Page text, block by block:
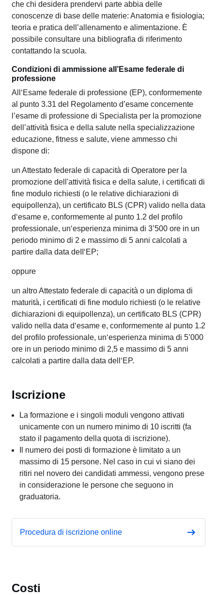
che chi desidera prendervi parte abbia delle
conoscenze di base delle materie: Anatomia e fisiologia;
teoria e pratica dell’allenamento e alimentazione. È
possibile consultare una bibliografia di riferimento
contattando la scuola.
Condizioni di ammissione all’Esame federale di
professione
All‘Esame federale di professione (EP), conformemente
al punto 3.31 del Regolamento d’esame concernente
l’esame di professione di Specialista per la promozione
dell’attività fisica e della salute nella specializzazione
educazione, fitness e salute, viene ammesso chi
dispone di:
un Attestato federale di capacità di Operatore per la
promozione dell'attività fisica e della salute, i certificati di
fine modulo richiesti (o le relative dichiarazioni di
equipollenza), un certificato BLS (CPR) valido nella data
d‘esame e, conformemente al punto 1.2 del profilo
professionale, un‘esperienza minima di 3’500 ore in un
periodo minimo di 2 e massimo di 5 anni calcolati a
partire dalla data deII‘EP;
oppure
un altro Attestato federale di capacità o un diploma di
maturità, i certificati di fine modulo richiesti (o le relative
dichiarazioni di equipollenza), un certificato BLS (CPR)
valido nella data d‘esame e, conformemente al punto 1.2
del profilo professionale, un‘esperienza minima di 5’000
ore in un periodo minimo di 2,5 e massimo di 5 anni
calcolati a partire dalla data dell‘EP.
Iscrizione
La formazione e i singoli moduli vengono attivati
unicamente con un numero minimo di 10 iscritti (fa
stato il pagamento della quota di iscrizione).
Il numero dei posti di formazione è limitato a un
massimo di 15 persone. Nel caso in cui vi siano dei
ritiri nel novero dei candidati ammessi, vengono prese
in considerazione le persone che seguono in
graduatoria.
Procedura di iscrizione online
Costi